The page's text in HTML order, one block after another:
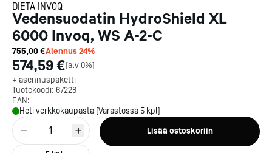
DIETA INVOQ
Vedensuodatin HydroShield XL
6000 Invoq, WS A-2-C
755,00 €Alennus24%
574,59 €[alv 0%]
+ asennuspaketti
Tuotekoodi: 67228
EAN:
Heti verkkokaupasta [Varastossa 5 kpl]
1 Lisää ostoskoriin